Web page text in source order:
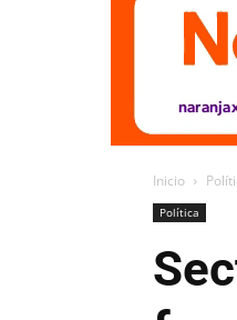
Inicio
Política